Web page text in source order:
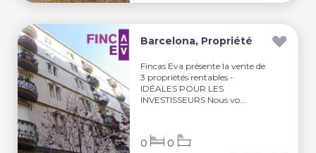
Barcelona, Propriété
Fincas Eva présente la vente de
3 propriétés rentables -
IDÉALES POUR LES
INVESTISSEURS Nous vo...
0 0